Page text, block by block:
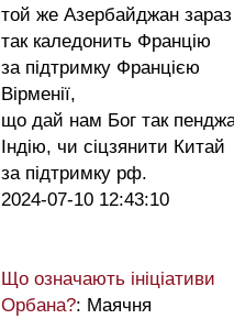
той же Азербайджан зараз
так каледонить Францію
за підтримку Францією
Вірменії,
що дай нам Бог так
Індію, чи сіцзянити Китай
за підтримку рф.
2024-07-10 12:43:10
Що означають ініціативи
Орбана?: Маячня